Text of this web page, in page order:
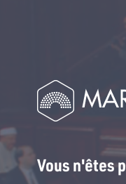
Vous n'êtes